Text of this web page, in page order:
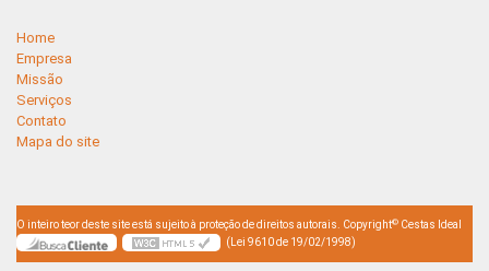
Home
Empresa
Missão
Serviços
Contato
Mapa do site
O inteiro teor deste site está sujeito à proteção de direitos autorais. Copyright© Cestas Ideal
(Lei 9610 de 19/02/1998)